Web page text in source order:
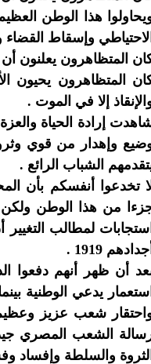
هذا الوطن
الاحتياطي وإسقاط القضاء
المتظاهرون يعلنون
المتظاهرون يحيون
إلا في الموت .
إرادة الحياة
وإهدار من قوي
الشباب الرائع .
تخدعوا أنفسكم بأن
من هذا الوطن ولكن
استجابات لمطالب
أجدادهم 1919 .
أن ظهر أنهم دفعوا
استعمار يدعي الوطنية
شعب عزيز
الشعب المصري
الثروة والسلطة وإفساد